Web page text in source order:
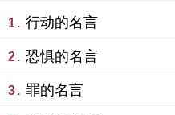
1. 行动的名言
2. 恐惧的名言
3. 罪的名言